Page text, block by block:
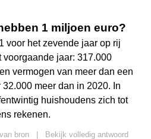
1 miljoen euro?
voor het zevende jaar op rij
voorgaande jaar: 317.000
vermogen van meer dan een
meer dan in 2020. In
huishoudens zich tot
rekenen.
bron
Bekijk volledig antwoord